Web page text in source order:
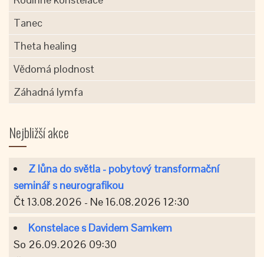
Tanec
Theta healing
Vědomá plodnost
Záhadná lymfa
Nejbližší akce
Z lůna do světla - pobytový transformační
seminář s neurografikou
Čt 13.08.2026 - Ne 16.08.2026 12:30
Konstelace s Davidem Samkem
So 26.09.2026 09:30